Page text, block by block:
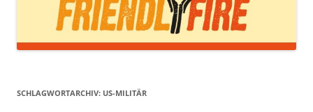
SCHLAGWORTARCHIV: US-MILITÄR